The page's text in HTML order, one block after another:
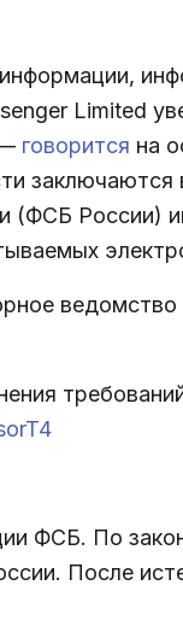
Limited
говорится на
(ФСБ
ФСБ. По
После